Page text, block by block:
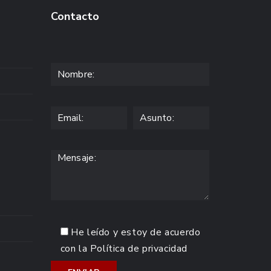
Contacto
He leído y estoy de acuerdo
con la Política de privacidad